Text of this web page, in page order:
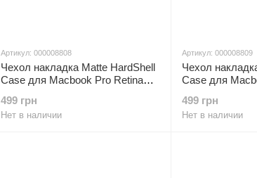
Артикул: 000008808
Чехол накладка Matte HardShell
Case для Macbook Pro Retina
499 грн
Нет в наличии
Артикул: 000008809
Чехол
Case для
499 грн
Нет в наличии